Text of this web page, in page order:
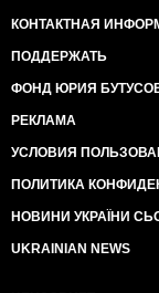
КОНТАКТНАЯ
ПОДДЕРЖАТЬ
ФОНД ЮРИЯ
РЕКЛАМА
УСЛОВИЯ
ПОЛИТИКА
НОВИНИ УКРАЇНИ
UKRAINIAN NEWS